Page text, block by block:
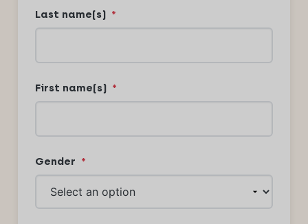
Last name(s) *
First name(s) *
Gender *